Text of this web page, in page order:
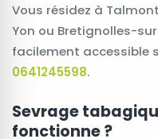
Vous résidez à
Yon ou Bretignolles-
facilement accessible
0641245598.
Sevrage
fonctionne ?